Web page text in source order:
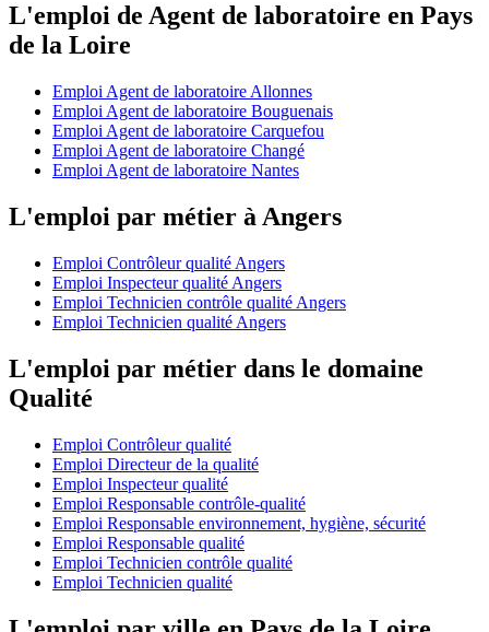
L'emploi de Agent de laboratoire en Pays
de la Loire
Emploi Agent de laboratoire Allonnes
Emploi Agent de laboratoire Bouguenais
Emploi Agent de laboratoire Carquefou
Emploi Agent de laboratoire Changé
Emploi Agent de laboratoire Nantes
L'emploi par métier à Angers
Emploi Contrôleur qualité Angers
Emploi Inspecteur qualité Angers
Emploi Technicien contrôle qualité Angers
Emploi Technicien qualité Angers
L'emploi par métier dans le domaine
Qualité
Emploi Contrôleur qualité
Emploi Directeur de la qualité
Emploi Inspecteur qualité
Emploi Responsable contrôle-qualité
Emploi Responsable environnement, hygiène, sécurité
Emploi Responsable qualité
Emploi Technicien contrôle qualité
Emploi Technicien qualité